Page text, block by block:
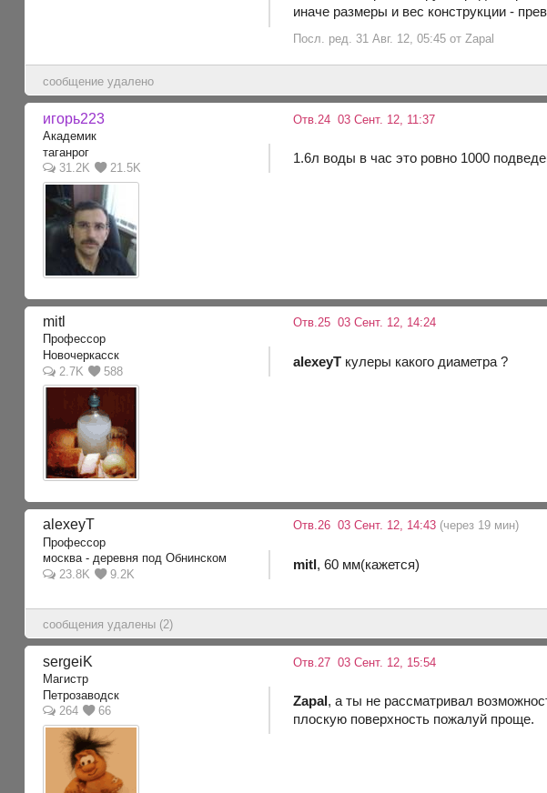
иначе размеры и вес конструкции -
Посл. ред. 31 Авг. 12, 05:45 от Zapal
сообщение удалено
игорь223
Академик
таганрог
31.2K
21.5K
Отв.24 03 Сент. 12, 11:37
1.6л воды в час это ровно 1000
mitl
Профессор
Новочеркасск
2.7K
588
Отв.25 03 Сент. 12, 14:24
alexeyT кулеры какого диаметра ?
alexeyT
Профессор
москва - деревня под Обнинском
23.8K
9.2K
Отв.26 03 Сент. 12, 14:43 (через 19 мин)
mitl, 60 мм(кажется)
сообщения удалены (2)
sergeiK
Магистр
Петрозаводск
264
66
Отв.27 03 Сент. 12, 15:54
Zapal, а ты не рассматривал
плоскую поверхность пожалуй проще.